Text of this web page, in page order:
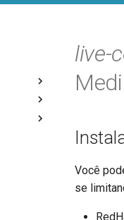
live-
Você
se